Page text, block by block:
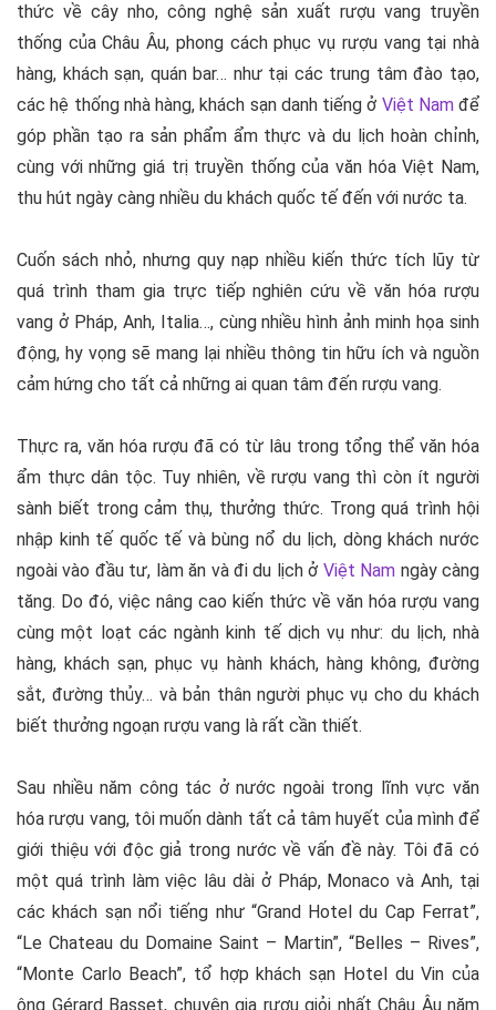
thức về cây nho, công nghệ sản xuất rượu vang truyền
thống của Châu Âu, phong cách phục vụ rượu vang tại nhà
hàng, khách sạn, quán bar… như tại các trung tâm đào tạo,
các hệ thống nhà hàng, khách sạn danh tiếng ở Việt Namđể
góp phần tạo ra sản phẩm ẩm thực và du lịch hoàn chỉnh,
cùng với những giá trị truyền thống của văn hóa Việt Nam,
thu hút ngày càng nhiều du khách quốc tế đến với nước ta.
Cuốn sách nhỏ, nhưng quy nạp nhiều kiến thức tích lũy từ
quá trình tham gia trực tiếp nghiên cứu về văn hóa rượu
vang ở Pháp, Anh, Italia…, cùng nhiều hình ảnh minh họa sinh
động, hy vọng sẽ mang lại nhiều thông tin hữu ích và nguồn
cảm hứng cho tất cả những ai quan tâm đến rượu vang.
Thực ra, văn hóa rượu đã có từ lâu trong tổng thể văn hóa
ẩm thực dân tộc. Tuy nhiên, về rượu vang thì còn ít người
sành biết trong cảm thụ, thưởng thức. Trong quá trình hội
nhập kinh tế quốc tế và bùng nổ du lịch, dòng khách nước
ngoài vào đầu tư, làm ăn và đi du lịch ở Việt Nam ngày càng
tăng. Do đó, việc nâng cao kiến thức về văn hóa rượu vang
cùng một loạt các ngành kinh tế dịch vụ như: du lịch, nhà
hàng, khách sạn, phục vụ hành khách, hàng không, đường
sắt, đường thủy… và bản thân người phục vụ cho du khách
biết thưởng ngoạn rượu vang là rất cần thiết.
Sau nhiều năm công tác ở nước ngoài trong lĩnh vực văn
hóa rượu vang, tôi muốn dành tất cả tâm huyết của mình để
giới thiệu với độc giả trong nước về vấn đề này. Tôi đã có
một quá trình làm việc lâu dài ở Pháp, Monaco và Anh, tại
các khách sạn nổi tiếng như “Grand Hotel du Cap Ferrat”,
“Le Chateau du Domaine Saint – Martin”, “Belles – Rives”,
“Monte Carlo Beach”, tổ hợp khách sạn Hotel du Vin của
ông Gérard Basset, chuyên gia rượu giỏi nhất Châu Âu năm